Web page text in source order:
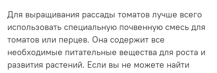
Для выращивания рассады томатов лучше всего
использовать специальную почвенную смесь для
томатов или перцев. Она содержит все
необходимые питательные вещества для роста и
развития растений. Если вы не можете найти